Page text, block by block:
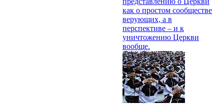
как о простом сообществе
верующих, а в
перспективе – и к
уничтожению Церкви
вообще.